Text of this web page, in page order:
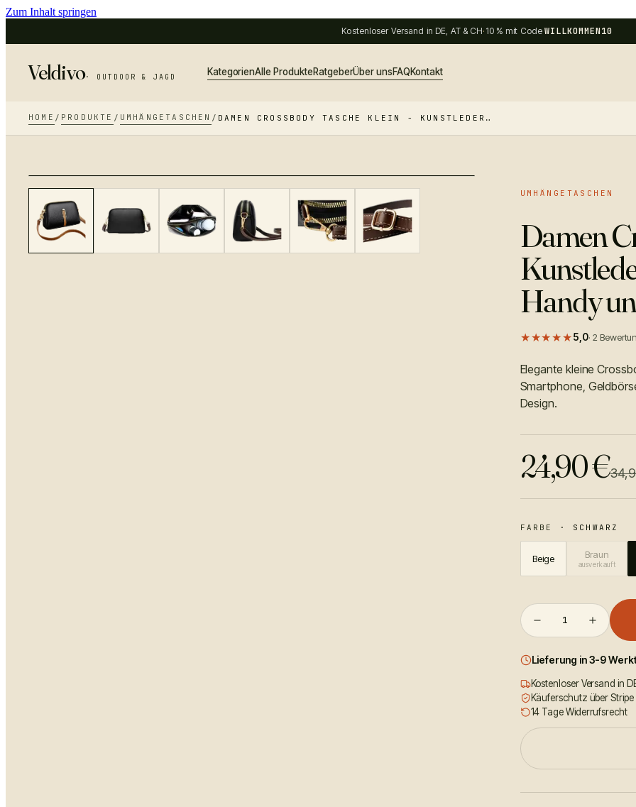
Zum Inhalt springen
Kostenloser Versand in DE, AT & CH· 10 % mit Code WILLKOMMEN10
Veldivo· OUTDOOR & JAGD KategorienAlle ProdukteRatgeberÜber unsFAQKontakt
HOME / PRODUKTE / UMHÄNGETASCHEN / DAMEN CROSSBODY TASCHE KLEIN - KUNSTLEDER…
UMHÄNGETASCHEN
Damen
Handy
★★★★★5,0·2
Elegante kleine
Smartphone,
Design.
24,90€
FARBE · SCHWARZ
Beige Braun
ausverkauft
1
Lieferung in 3-9
Kostenloser Versand in
Käuferschutz über
14 Tage Widerrufsrecht